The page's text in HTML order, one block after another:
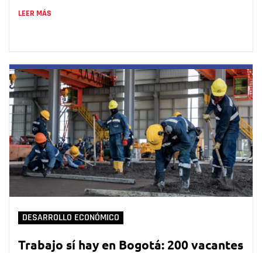
LEER MÁS
DESARROLLO ECONÓMICO
Trabajo sí hay en Bogotá: 200 vacantes